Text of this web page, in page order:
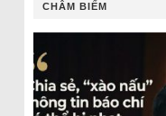
CHÂM BIẾM